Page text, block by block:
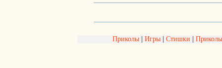
Приколы Игры Стишки